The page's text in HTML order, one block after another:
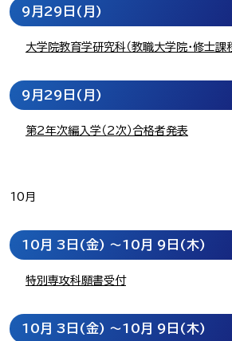
9月29日 (月)
大学院教育学研究科（教職大学院・修士課
9月29日 (月)
第2年次編入学（2次）合格者発表
10月
10月 3日 (金) ～10月 9日 (木)
特別専攻科願書受付
10月 3日 (金) ～10月 9日 (木)